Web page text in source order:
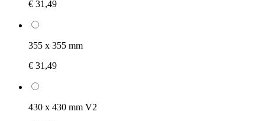
€ 31,49
355 x 355 mm
€ 31,49
430 x 430 mm V2